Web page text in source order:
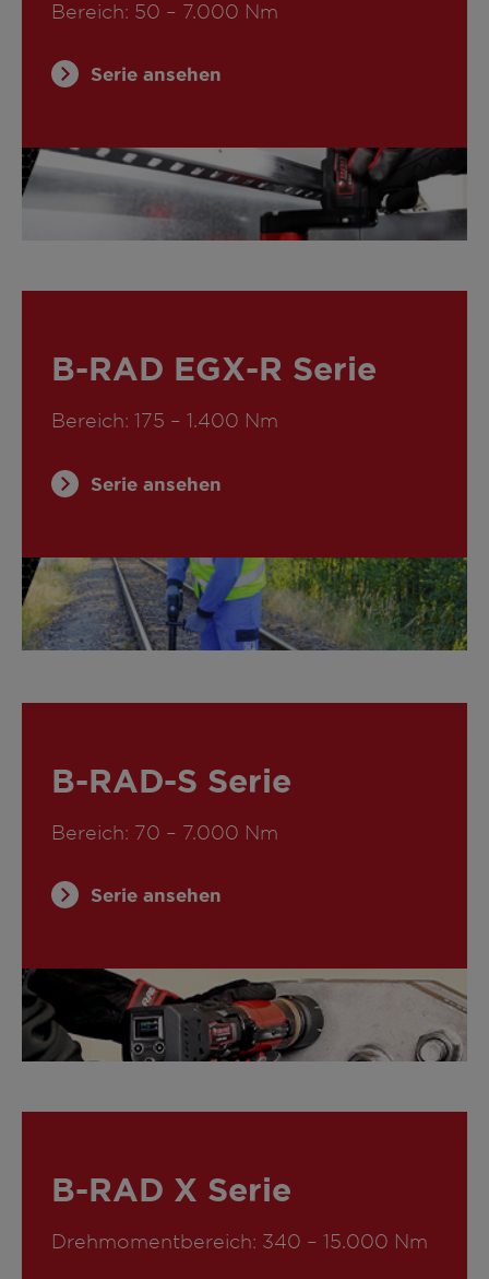
Bereich: 50 – 7.000 Nm
Serie ansehen
B-RAD EGX-R Serie
Bereich: 175 – 1.400 Nm
Serie ansehen
B-RAD-S Serie
Bereich: 70 – 7.000 Nm
Serie ansehen
B-RAD X Serie
Drehmomentbereich: 340 – 15.000 Nm